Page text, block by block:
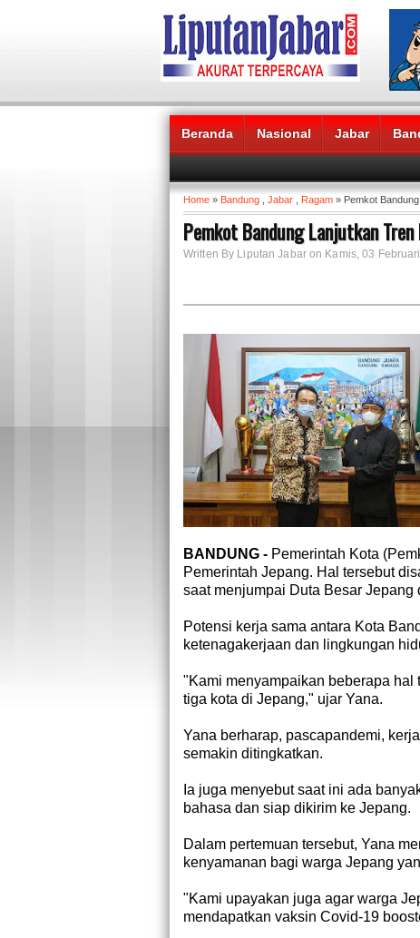
Beranda Nasional Jabar
Headlines News :
Home » Bandung Jabar Ragam » Pemkot
Pemkot Bandung Lanjutkan
Written By Liputan Jabar on Kamis, 03
BANDUNG - Pemerintah Kota
Pemerintah Jepang. Hal tersebut
saat menjumpai Duta Besar
Potensi kerja sama antara Kota
ketenagakerjaan dan lingkungan
"Kami menyampaikan beberapa hal
tiga kota di Jepang," ujar Yana.
Yana berharap, pascapandemi,
semakin ditingkatkan.
Ia juga menyebut saat ini ada
bahasa dan siap dikirim ke Jepang.
Dalam pertemuan tersebut, Yana
kenyamanan bagi warga Jepang
"Kami upayakan juga agar warga
mendapatkan vaksin Covid-19